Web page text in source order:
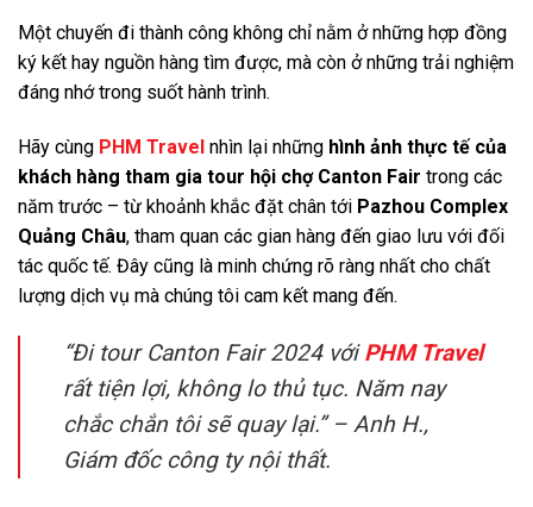
Một chuyến đi thành công không chỉ nằm ở những hợp đồng
ký kết hay nguồn hàng tìm được, mà còn ở những trải nghiệm
đáng nhớ trong suốt hành trình.
Hãy cùng PHM Travel nhìn lại những hình ảnh thực tế của
khách hàng tham gia tour hội chợ Canton Fair trong các
năm trước – từ khoảnh khắc đặt chân tới Pazhou Complex
Quảng Châu, tham quan các gian hàng đến giao lưu với đối
tác quốc tế. Đây cũng là minh chứng rõ ràng nhất cho chất
lượng dịch vụ mà chúng tôi cam kết mang đến.
“Đi tour Canton Fair 2024 vớiPHM Travel
rất tiện lợi, không lo thủ tục. Năm nay
chắc chắn tôi sẽ quay lại.” – Anh H.,
Giám đốc công ty nội thất.